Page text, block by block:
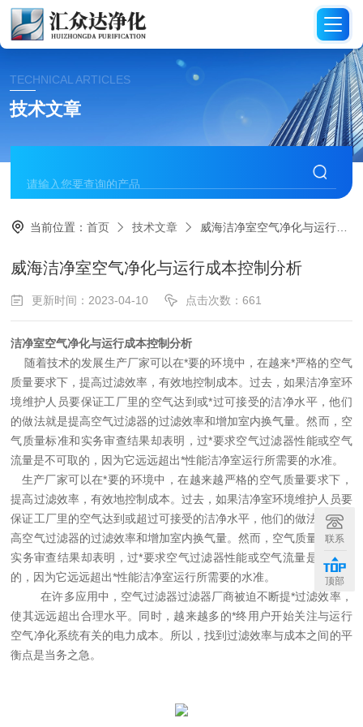
TECHNICAL ARTICLES
技术文章
当前位置：首页 技术文章 威海洁净室空气净化与运行成本控制分析
威海洁净室空气净化与运行成本控制分析
更新时间：2023-04-10 点击次数：661
洁净室空气净化与运行成本控制分析
随着技术的发展生产厂家可以在*要的环境中，在越来*严格的空气
质量要求下，提高过滤效率，有效地控制成本。过去，如果洁净室环
境维护人员要保证工厂里的空气达到或*过可接受的洁净水平，他们
的做法就是提高空气过滤器的过滤效率和增加室内换气量。然而，空
气质量标准和实务审查结果却表明，过*要求空气过滤器性能或空气
流量是不可取的，因为它远远超出*性能洁净室运行所需要的水准。
生产厂家可以在*要的环境中，在越来越严格的空气质量要求下，
提高过滤效率，有效地控制成本。过去，如果洁净室环境维护人员要
保证工厂里的空气达到或超过可接受的洁净水平，他们的做法就是提
高空气过滤器的过滤效率和增加室内换气量。然而，空气质量标准和
实务审查结果却表明，过*要求空气过滤器性能或空气流量是不可取
的，因为它远远超出*性能洁净室运行所需要的水准。
在许多应用中，空气过滤器过滤器厂商被迫不断提*过滤效率，
使其远远超出合理水平。同时，越来越多的*终用户开始关注与运行
空气净化系统有关的电力成本。所以，找到过滤效率与成本之间的平
衡点是当务之急。
联系
顶部